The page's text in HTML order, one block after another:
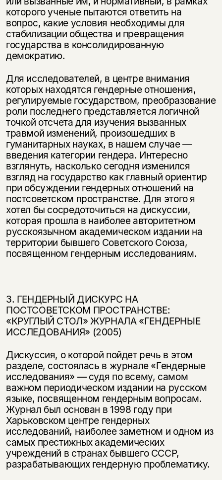
которого ученые пы­таются ответить на
вопрос, какие условия необходимы для
стабилизации об­щества и превращения
государства в консолидированную
демократию.
Для исследователей, в центре внимания
которых находятся гендерные от­ношения,
регулируемые государством, преобразование
роли последнего представляется логичной
точкой отсчета для изучения вызванных
травмой изменений, произошедших в
гуманитарных науках, в нашем случае —
введе­ния категории гендера. Интересно
взглянуть, насколько сегодня изменился
взгляд на государство как главный ориентир
при обсуждении гендерных от­ношений на
постсоветском пространстве. Для этого я
хотел бы сосредото­читься на дискуссии,
которая прошла в наиболее авторитетном
русскоязыч­ном академическом издании на
территории бывшего Советского Союза,
посвященном гендерным исследованиям.
3. ГЕНДЕРНЫЙ ДИСКУРС НА
ПОСТСОВЕТСКОМ ПРОСТРАНСТВЕ:
«КРУГЛЫЙ СТОЛ» ЖУРНАЛА «ГЕНДЕРНЫЕ
ИССЛЕДОВАНИЯ» (2005)
Дискуссия, о которой пойдет речь в этом
разделе, состоялась в журнале «Гендерные
исследования» — судя по всему, самом
важном периодическом изда­нии на русском
языке, посвященном гендерным вопросам.
Журнал был ос­нован в 1998 году при
Харьковском центре гендерных
исследований, наибо­лее заметном и одном из
самых престижных академических
учреждений в странах бывшего СССР,
разрабатывающих гендерную проблематику.